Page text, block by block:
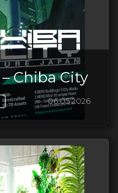
Chiba City
06.05.2026